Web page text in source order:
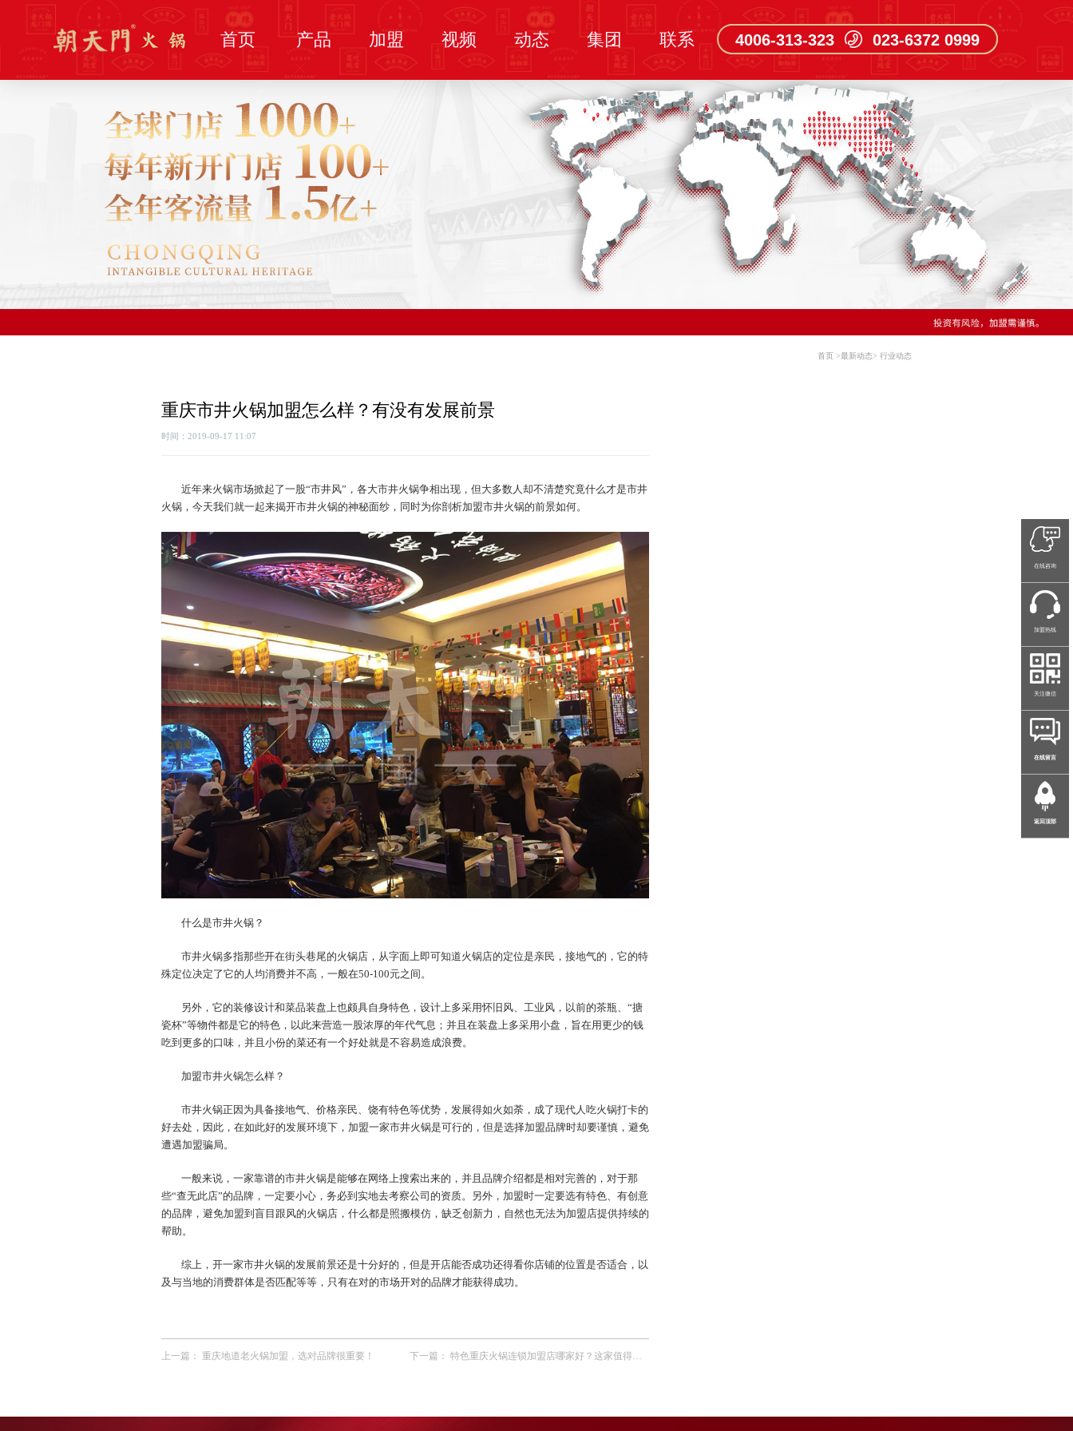
首页 产品 加盟 视频 动态 集团 联系 4006-313-323 023-6372 0999
首页>最新动态>行业动态
重庆市井火锅加盟怎么样？有没有发展前景
时间：2019-09-17 11:07
近年来火锅市场掀起了一股“市井风”，各大市井火锅争相出现，但大多数人却不清楚究竟什么才是市井
火锅，今天我们就一起来揭开市井火锅的神秘面纱，同时为你剖析加盟市井火锅的前景如何。
什么是市井火锅？
市井火锅多指那些开在街头巷尾的火锅店，从字面上即可知道火锅店的定位是亲民，接地气的，它的特
殊定位决定了它的人均消费并不高，一般在50-100元之间。
另外，它的装修设计和菜品装盘上也颇具自身特色，设计上多采用怀旧风、工业风，以前的茶瓶、“搪
瓷杯”等物件都是它的特色，以此来营造一股浓厚的年代气息；并且在装盘上多采用小盘，旨在用更少的钱
吃到更多的口味，并且小份的菜还有一个好处就是不容易造成浪费。
加盟市井火锅怎么样？
市井火锅正因为具备接地气、价格亲民、饶有特色等优势，发展得如火如荼，成了现代人吃火锅打卡的
好去处，因此，在如此好的发展环境下，加盟一家市井火锅是可行的，但是选择加盟品牌时却要谨慎，避免
遭遇加盟骗局。
一般来说，一家靠谱的市井火锅是能够在网络上搜索出来的，并且品牌介绍都是相对完善的，对于那
些“查无此店”的品牌，一定要小心，务必到实地去考察公司的资质。另外，加盟时一定要选有特色、有创意
的品牌，避免加盟到盲目跟风的火锅店，什么都是照搬模仿，缺乏创新力，自然也无法为加盟店提供持续的
帮助。
综上，开一家市井火锅的发展前景还是十分好的，但是开店能否成功还得看你店铺的位置是否适合，以
及与当地的消费群体是否匹配等等，只有在对的市场开对的品牌才能获得成功。
上一篇： 重庆地道老火锅加盟，选对品牌很重要！ 下一篇：特色重庆火锅连锁加盟店哪家好？这家值得了解
在线咨询
加盟热线
关注微信
在线留言
返回顶部